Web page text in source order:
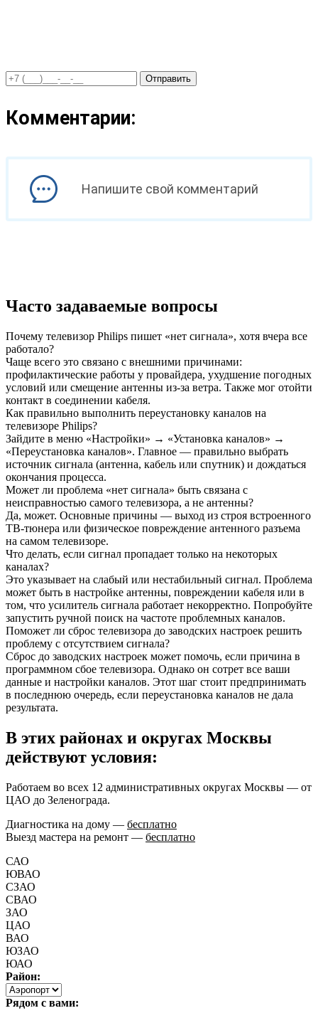
Отправить
Комментарии:
Напишите свой комментарий
Часто задаваемые вопросы
Почему телевизор Philips пишет «нет сигнала», хотя вчера все
работало?
Чаще всего это связано с внешними причинами:
профилактические работы у провайдера, ухудшение погодных
условий или смещение антенны из-за ветра. Также мог отойти
контакт в соединении кабеля.
Как правильно выполнить переустановку каналов на
телевизоре Philips?
Зайдите в меню «Настройки» → «Установка каналов» →
«Переустановка каналов». Главное — правильно выбрать
источник сигнала (антенна, кабель или спутник) и дождаться
окончания процесса.
Может ли проблема «нет сигнала» быть связана с
неисправностью самого телевизора, а не антенны?
Да, может. Основные причины — выход из строя встроенного
ТВ-тюнера или физическое повреждение антенного разъема
на самом телевизоре.
Что делать, если сигнал пропадает только на некоторых
каналах?
Это указывает на слабый или нестабильный сигнал. Проблема
может быть в настройке антенны, повреждении кабеля или в
том, что усилитель сигнала работает некорректно. Попробуйте
запустить ручной поиск на частоте проблемных каналов.
Поможет ли сброс телевизора до заводских настроек решить
проблему с отсутствием сигнала?
Сброс до заводских настроек может помочь, если причина в
программном сбое телевизора. Однако он сотрет все ваши
данные и настройки каналов. Этот шаг стоит предпринимать
в последнюю очередь, если переустановка каналов не дала
результата.
В этих районах и округах Москвы
действуют условия:
Работаем во всех 12 административных округах Москвы — от
ЦАО до Зеленограда.
Диагностика на дому — бесплатно
Выезд мастера на ремонт — бесплатно
САО
ЮВАО
СЗАО
СВАО
ЗАО
ЦАО
ВАО
ЮЗАО
ЮАО
Район:
Рядом с вами: